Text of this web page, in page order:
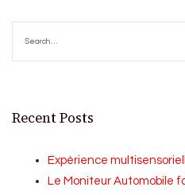
for:
Recent Posts
Expérience
Le Moniteur Automobile